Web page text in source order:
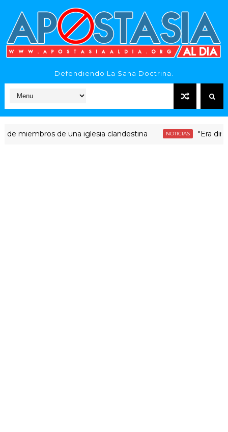
Defendiendo La Sana Doctrina.
de una iglesia clandestina NOTICIAS "Era dinero